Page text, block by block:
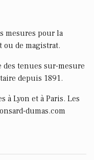
mesures pour la
ou de magistrat.
des tenues sur-mesure
depuis 1891.
à Lyon et à Paris. Les
dumas.com